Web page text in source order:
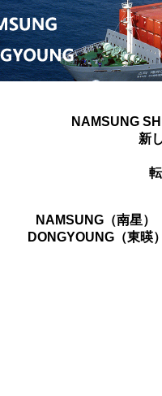
NAMSUNG
新
NAMSUNG（南星
DONGYOUNG（東暎）